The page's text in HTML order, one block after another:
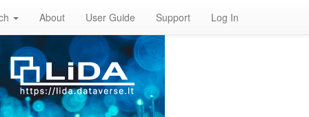
About User Guide Support Log In